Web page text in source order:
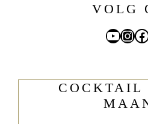
VOLG
COCKTAIL